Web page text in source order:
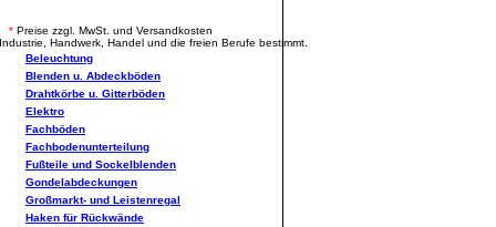
* Preise zzgl. MwSt. und Versandkosten
Handwerk, Handel und die freien Berufe bestimmt.
Beleuchtung
Blenden u. Abdeckböden
Drahtkörbe u. Gitterböden
Elektro
Fachböden
Fachbodenunterteilung
Fußteile und Sockelblenden
Gondelabdeckungen
Großmarkt- und Leistenregal
Haken für Rückwände